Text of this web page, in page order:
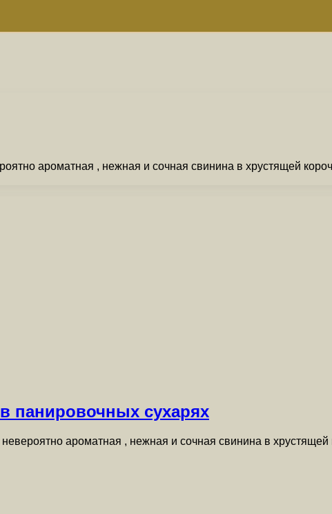
ароматная , нежная и сочная свинина в хрустящей
панировочных сухарях
ароматная , нежная и сочная свинина в